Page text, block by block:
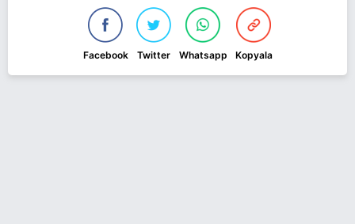
Facebook Twitter Whatsapp Kopyala